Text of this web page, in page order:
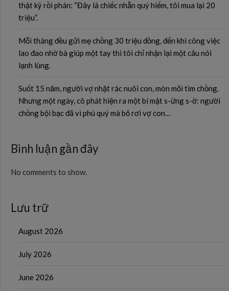
thật kỹ rồi phán: “Đây là chiếc nhẫn quý hiếm, tôi mua lại 20
triệu”.
Mỗi tháng đều gửi mẹ chồng 30 triệu đồng, đến khi công việc
lao đao nhờ bà giúp một tay thì tôi chỉ nhận lại một câu nói
lạnh lùng.
Suốt 15 năm, người vợ nhặt rác nuôi con, mòn mỏi tìm chồng.
Nhưng một ngày, cô phát hiện ra một bí mật s-ững s-ờ: người
chồng bội bạc đã vì phú quý mà bỏ rơi vợ con…
Bình luận gần đây
No comments to show.
Lưu trữ
August 2026
July 2026
June 2026